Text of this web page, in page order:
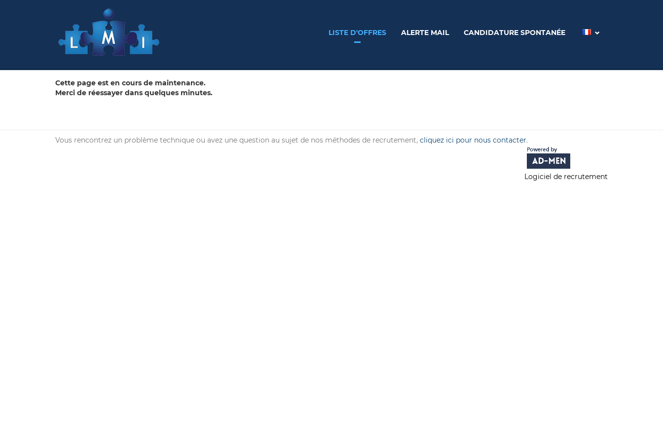
LISTE D'OFFRES ALERTE MAIL CANDIDATURE SPONTANÉE
Cette page est en cours de maintenance.
Merci de réessayer dans quelques minutes.
Vous rencontrez un problème technique ou avez une question au sujet de nos méthodes de recrutement, cliquez ici pour nous contacter.
Logiciel de recrutement